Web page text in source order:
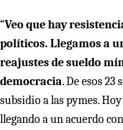
“Veo que hay
políticos. Llegamos a
reajustes de sueldo
democracia. De esos
subsidio a las pymes.
llegando a un acuerdo